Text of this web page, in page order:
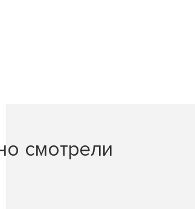
смотрели